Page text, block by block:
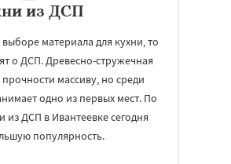
из ДСП
выборе материала для кухни, то
о ДСП. Древесно-стружечная
прочности массиву, но среди
одно из первых мест. По
из ДСП в Ивантеевке сегодня
популярность.